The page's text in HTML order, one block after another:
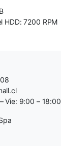
HDD: 7200 RPM
Vie: 9:00 – 18:00